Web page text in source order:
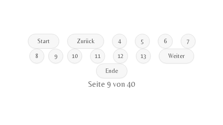
Start Zurück 4 5 6 7
8 9 10 11 12 13 Weiter
Ende
Seite 9 von 40